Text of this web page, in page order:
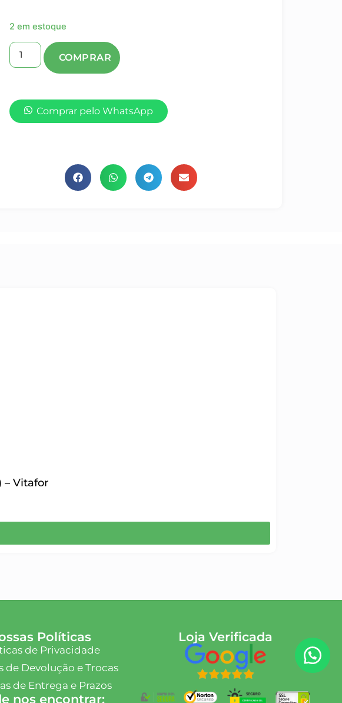
2 em estoque
Comprar pelo WhatsApp
– Vitafor
Políticas
de Privacidade
de Devolução e Trocas
de Entrega e Prazos
nos encontrar:
Loja Verificada